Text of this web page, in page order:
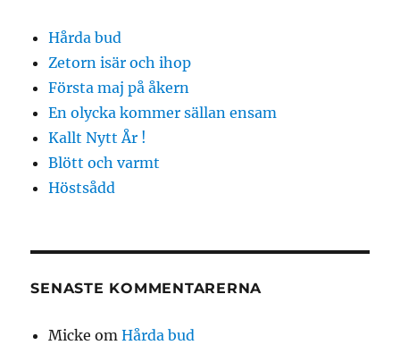
Hårda bud
Zetorn isär och ihop
Första maj på åkern
En olycka kommer sällan ensam
Kallt Nytt År !
Blött och varmt
Höstsådd
SENASTE KOMMENTARERNA
Micke omHårda bud